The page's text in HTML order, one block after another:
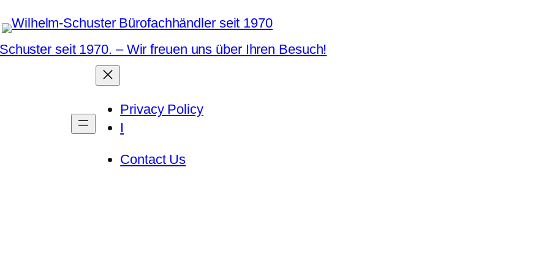
seit 1970. – Wir freuen uns über Ihren Besuch!
Privacy Policy
I
Contact Us